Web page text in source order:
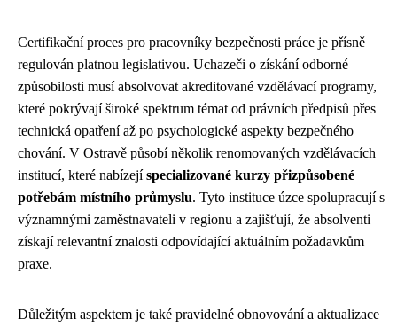
Certifikační proces pro pracovníky bezpečnosti práce je přísně
regulován platnou legislativou. Uchazeči o získání odborné
způsobilosti musí absolvovat akreditované vzdělávací programy,
které pokrývají široké spektrum témat od právních předpisů přes
technická opatření až po psychologické aspekty bezpečného
chování. V Ostravě působí několik renomovaných vzdělávacích
institucí, které nabízejíspecializované kurzy přizpůsobené
potřebám místního průmyslu. Tyto instituce úzce spolupracují s
významnými zaměstnavateli v regionu a zajišťují, že absolventi
získají relevantní znalosti odpovídající aktuálním požadavkům
praxe.
Důležitým aspektem je také pravidelné obnovování a aktualizace